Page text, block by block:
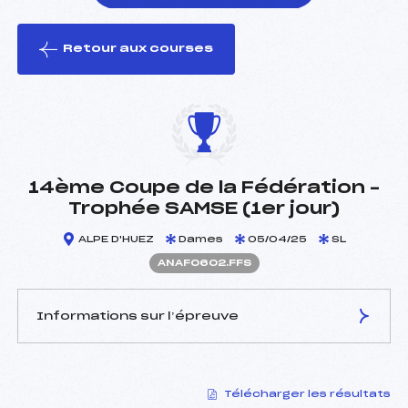
le ski
Retour aux courses
14ème Coupe de la Fédération –
Trophée SAMSE (1er jour)
ALPE D'HUEZ Dames 05/04/25 SL
ANAF0602.FFS
Informations sur l’épreuve
BORNAT PIERRE (SA)
Télécharger les résultats